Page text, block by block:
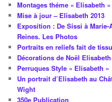
Montages théme « Elisabeth
Mise à jour – Elisabeth 2013
Exposition : De Sissi à
Reines. Les Photos
Portraits en reliefs fait de
Décorations de Noël
Perruques Style « Elisabeth »
Un portrait d’Elisabeth au
Wight
350e Publication